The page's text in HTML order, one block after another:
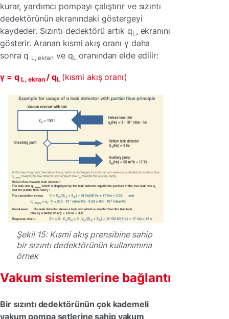
kurar, yardımcı pompayı çalıştırır ve sızıntı
dedektörünün ekranındaki göstergeyi
kaydeder. Sızıntı dedektörü artık qL, ekranını
gösterir. Aranan kısmi akış oranı γ daha
sonra q L, ekran ve qL oranından elde edilir:
γ = qL, ekran/ qL (kısmi akış oranı)
Şekil 15: Kısmi akış prensibine sahip
bir sızıntı dedektörünün kullanımına
örnek
Vakum sistemlerine bağlantı
Bir sızıntı dedektörünün çok kademeli
vakum pompa setlerine sahip vakum